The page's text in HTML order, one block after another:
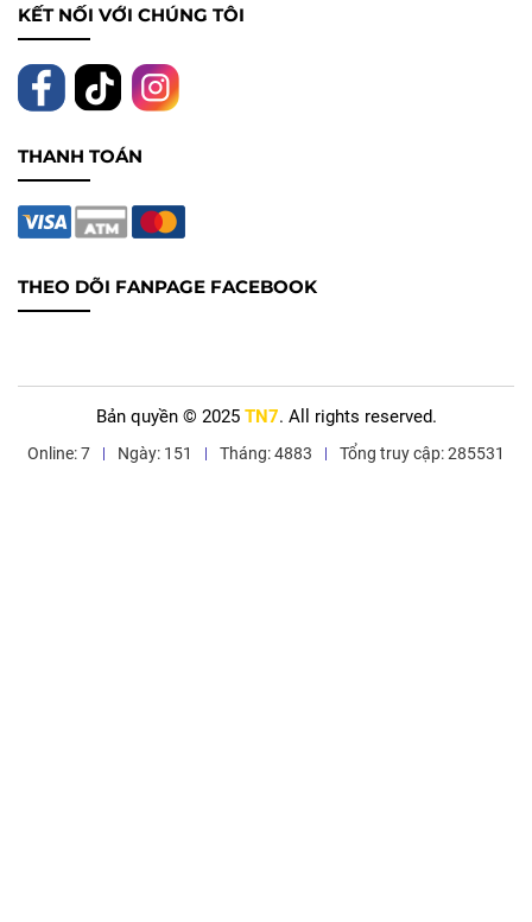
KẾT NỐI VỚI CHÚNG TÔI
THANH TOÁN
THEO DÕI FANPAGE FACEBOOK
Bản quyền © 2025 TN7. All rights reserved.
Online: 7 Ngày: 151 Tháng: 4883 Tổng truy cập: 285531